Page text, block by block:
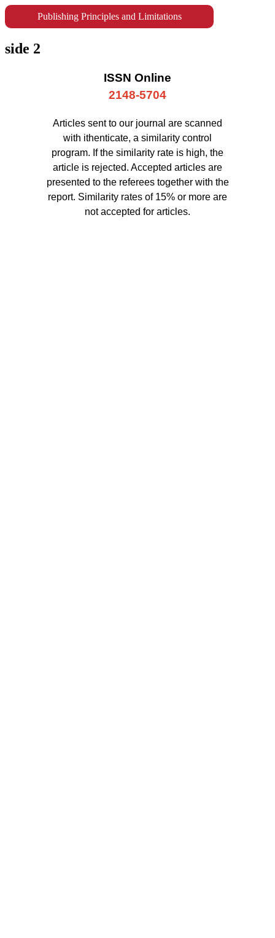
Publishing Principles and Limitations
side 2
ISSN Online
2148-5704
Articles sent to our journal are scanned
with ithenticate, a similarity control
program. If the similarity rate is high, the
article is rejected. Accepted articles are
presented to the referees together with the
report. Similarity rates of 15% or more are
not accepted for articles.